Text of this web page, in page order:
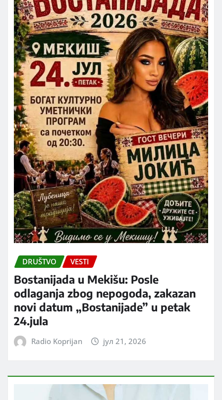
DRUŠTVO VESTI
Bostanijada u Mekišu: Posle
odlaganja zbog nepogoda, zakazan
novi datum „Bostanijade” u petak
24.jula
Radio Koprijan јул 21, 2026